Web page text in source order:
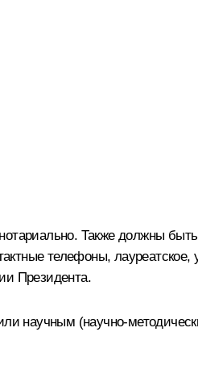
Также должны
телефоны, лауреатское,
Президента.
научным